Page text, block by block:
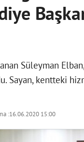
Süleyman
Sayan, kentteki
:16.06.2020 15:00